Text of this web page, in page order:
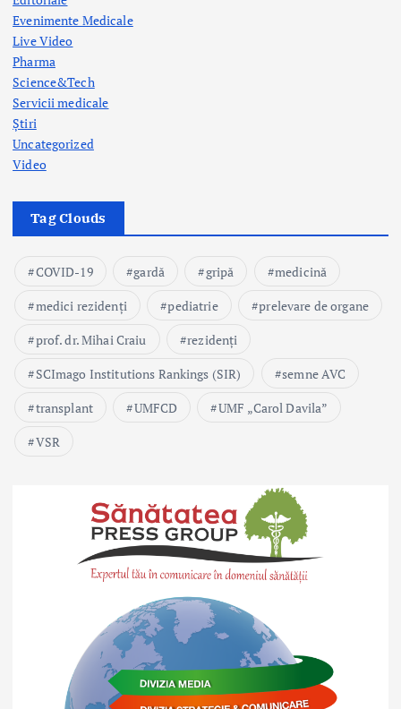
Evenimente Medicale
Live Video
Pharma
Science&Tech
Servicii medicale
Știri
Uncategorized
Video
Tag Clouds
COVID-19 gardă gripă
medicină
medici rezidenți
pediatrie
prelevare de organe
prof. dr. Mihai Craiu
rezidenți
SCImago Institutions Rankings (SIR)
semne AVC
transplant
UMFCD
UMF „Carol Davila”
VSR